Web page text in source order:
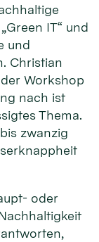
IT“ und
und
Christian
Workshop
nach ist
Thema.
zwanzig
oder